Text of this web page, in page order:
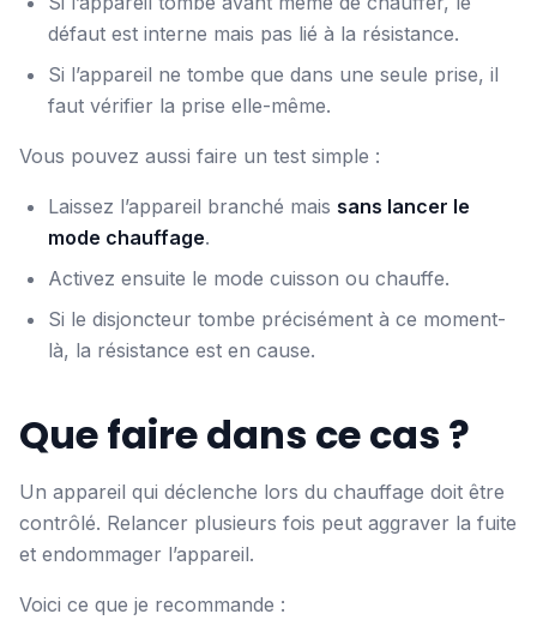
défaut est interne mais pas lié à la résistance.
Si l’appareil ne tombe que dans une seule prise, il
faut vérifier la prise elle-même.
Vous pouvez aussi faire un test simple :
Laissez l’appareil branché mais sans lancer le
mode chauffage.
Activez ensuite le mode cuisson ou chauffe.
Si le disjoncteur tombe précisément à ce moment-
là, la résistance est en cause.
Que faire dans ce cas ?
Un appareil qui déclenche lors du chauffage doit être
contrôlé. Relancer plusieurs fois peut aggraver la fuite
et endommager l’appareil.
Voici ce que je recommande :